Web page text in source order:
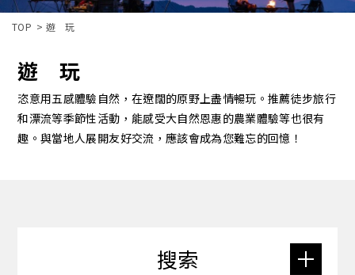
TOP 遊 玩
遊 玩
恣意用五感體驗自然，在遼闊的原野上盡情暢玩。推薦徒步旅行
和漂流等季節性活動，能感受大自然恩惠的農業體驗等也很有
趣。與當地人展開友好交流，應該會成為您難忘的回憶！
搜索